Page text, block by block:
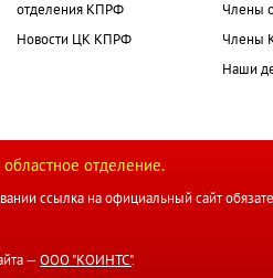
отделения КПРФ
Новости ЦК КПРФ
Члены
Члены
Наши
отделение.
ссылка на официальный сайт
— ООО "КОИНТС".